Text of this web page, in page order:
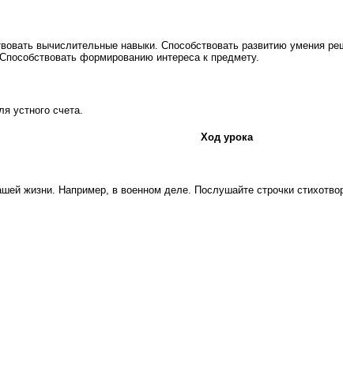
вычислительные навыки. Способствовать развитию умения
формированию интереса к предмету.
устного счета.
Ход урока
жизни. Например, в военном деле. Послушайте строчки